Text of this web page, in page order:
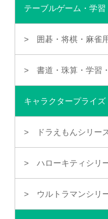
テーブルゲーム・学習
囲碁・将棋・麻雀
書道・珠算・学習
キャラクタープライズ
ドラえもんシリー
ハローキティシリ
ウルトラマンシリ